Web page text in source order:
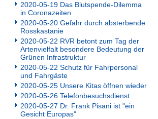
2020-05-19 Das Blutspende-Dilemma
in Coronazeiten
2020-05-20 Gefahr durch absterbende
Rosskastanie
2020-05-22 RVR betont zum Tag der
Artenvielfalt besondere Bedeutung der
Grünen Infrastruktur
2020-05-22 Schutz für Fahrpersonal
und Fahrgäste
2020-05-25 Unsere Kitas öffnen wieder
2020-05-26 Telefonbesuchsdienst
2020-05-27 Dr. Frank Pisani ist "ein
Gesicht Europas"